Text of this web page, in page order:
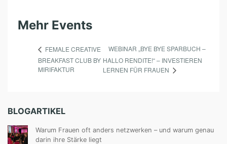
Mehr Events
FEMALE CREATIVE
BREAKFAST CLUB BY
MIRIFAKTUR
WEBINAR „BYE BYE SPARBUCH –
HALLO RENDITE!“ – INVESTIEREN
LERNEN FÜR FRAUEN
BLOGARTIKEL
Warum Frauen oft anders netzwerken – und warum genau
darin ihre Stärke liegt